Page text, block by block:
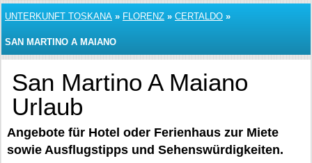
UNTERKUNFT TOSKANA » FLORENZ » CERTALDO »
SAN MARTINO A MAIANO
San Martino A Maiano
Urlaub
Angebote für Hotel oder Ferienhaus zur Miete
sowie Ausflugstipps und Sehenswürdigkeiten.